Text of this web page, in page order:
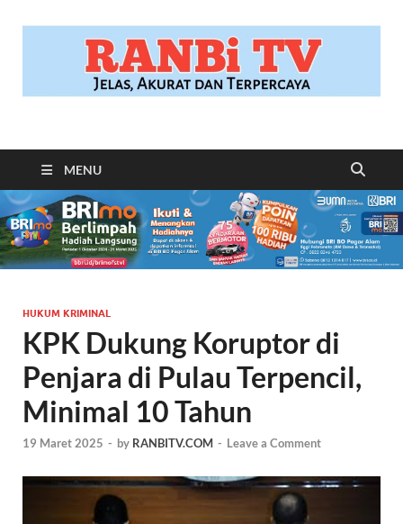
RANBITV.COM
MENU
HUKUM KRIMINAL
KPK Dukung Koruptor di
Penjara di Pulau Terpencil,
Minimal 10 Tahun
19 Maret 2025 - by RANBITV.COM - Leave a Comment